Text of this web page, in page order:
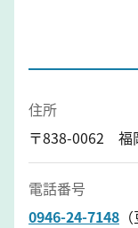
住所
〒838-0062 福
電話番号
0946-24-7148